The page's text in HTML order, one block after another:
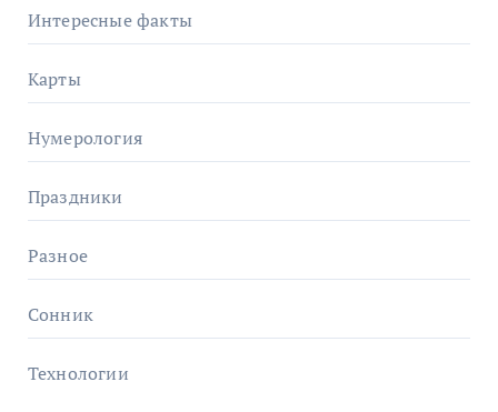
Интересные факты
Карты
Нумерология
Праздники
Разное
Сонник
Технологии